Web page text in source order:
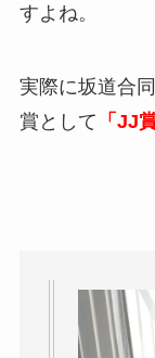
すよね。
実際に坂道合
賞として 「JJ